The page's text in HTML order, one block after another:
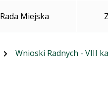
Rada Miejska
Wnioski Radnych - VIII